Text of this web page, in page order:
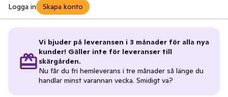
Logga in Skapa konto
Vi bjuder på leveransen i 3 månader för alla nya
kunder! Gäller inte för leveranser till
skärgården.
Nu får du fri hemleverans i tre månader så länge du
handlar minst varannan vecka. Smidigt va?